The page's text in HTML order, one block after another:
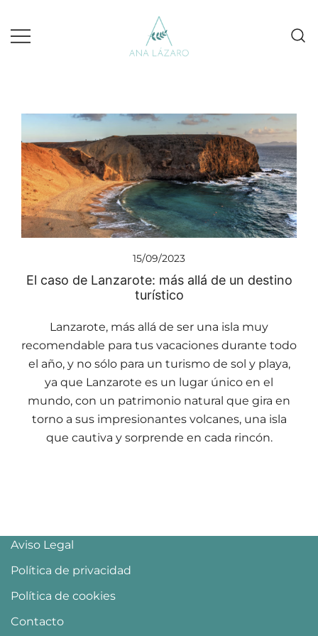
15/09/2023
El caso de Lanzarote: más allá de un destino
turístico
Lanzarote, más allá de ser una isla muy
recomendable para tus vacaciones durante todo
el año, y no sólo para un turismo de sol y playa,
ya que Lanzarote es un lugar único en el
mundo, con un patrimonio natural que gira en
torno a sus impresionantes volcanes, una isla
que cautiva y sorprende en cada rincón.
Aviso Legal
Política de privacidad
Política de cookies
Contacto